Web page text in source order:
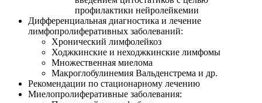
профилактики нейролейкемии
Дифференциальная диагностика и лечение
лимфопролиферативных заболеваний:
Хронический лимфолейкоз
Ходжкинские и неходжкинские лимфомы
Множественная миелома
Макроглобулинемия Вальденстрема и др.
Рекомендации по стационарному лечению
Миелопролиферативные заболевания: